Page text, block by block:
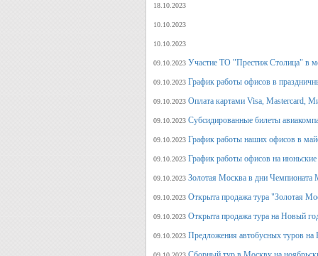
18.10.2023
10.10.2023
10.10.2023
09.10.2023 Участие ТО "Престиж Столица" в
09.10.2023 График работы офисов в
09.10.2023 Оплата картами Visa, Mastercard,
09.10.2023 Субсидированные билеты
09.10.2023 График работы наших офисов в
09.10.2023 График работы офисов на
09.10.2023 Золотая Москва в дни Чемпионата
09.10.2023 Открыта продажа тура "Золотая
09.10.2023 Открыта продажа тура на Новый
09.10.2023 Предложения автобусных туров